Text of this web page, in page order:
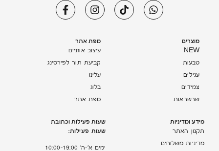
מוצרים
NEW
טבעות
עגילים
צמידים
שרשראות
מפת אתר
עיצוב אוזניים
קביעת תור לפירסינג
עלינו
בלוג
מפת אתר
מידע ומדיניות
תקנון האתר
מדיניות משלוחים
שעות פעילות וכתובת
שעות פעילות:
ימים א’-ה’ 10:00-19:00